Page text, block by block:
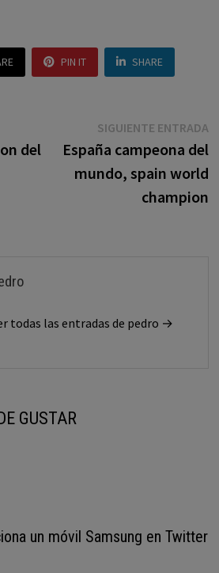
PIN IT SHARE
del
SIGUIENTE ENTRADA
España campeona del
mundo, spain world
champion
todas las entradas de pedro →
GUSTAR
un móvil Samsung en Twitter